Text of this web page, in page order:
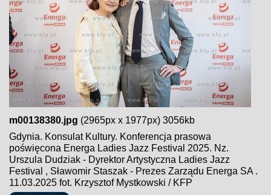
m00138380.jpg (2965px x 1977px) 3056kb
Gdynia. Konsulat Kultury. Konferencja prasowa
poświęcona Energa Ladies Jazz Festival 2025. Nz.
Urszula Dudziak - Dyrektor Artystyczna Ladies Jazz
Festival , Sławomir Staszak - Prezes Zarządu Energa SA .
11.03.2025 fot. Krzysztof Mystkowski / KFP